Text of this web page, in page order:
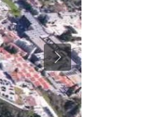
Previous